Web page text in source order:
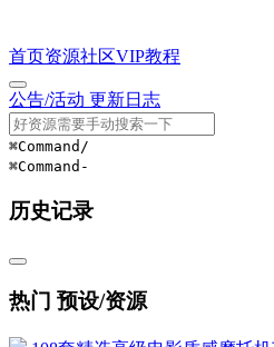
首页资源社区VIP教程
公告/活动 更新日志
⌘Command /
⌘Command -
历史记录
热门 预设/资源